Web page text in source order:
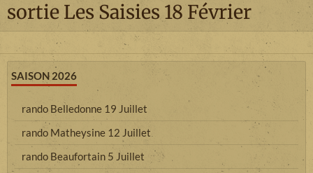
sortie Les Saisies 18 Février
SAISON 2026
rando Belledonne 19 Juillet
rando Matheysine 12 Juillet
rando Beaufortain 5 Juillet